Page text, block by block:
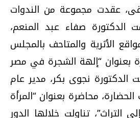
عقدت مجموعة من الندوات
الدكتورة صفاء عبد المنعم،
الأثرية والمتاحف بالمجلس
بعنوان “إلهة الشجرة في مصر
الدكتورة نجوى بكر، مدير عام
محاضرة بعنوان “المرأة
التراث”، تناولت خلالها الدور